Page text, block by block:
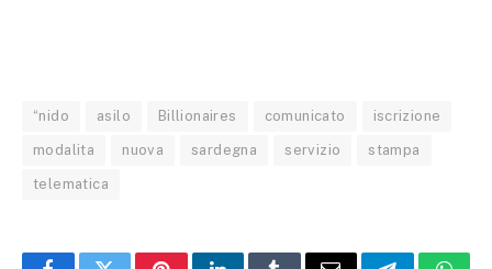
“nido asilo Billionaires comunicato iscrizione
modalita nuova sardegna servizio stampa
telematica